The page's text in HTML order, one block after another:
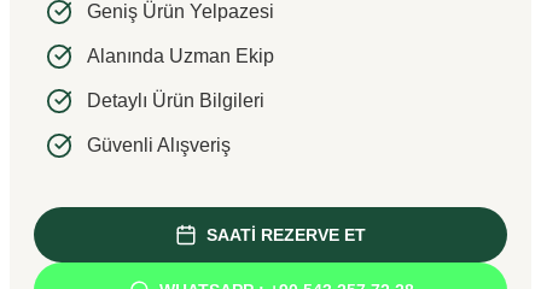
Geniş Ürün Yelpazesi
Alanında Uzman Ekip
Detaylı Ürün Bilgileri
Güvenli Alışveriş
SAATİ REZERVE ET